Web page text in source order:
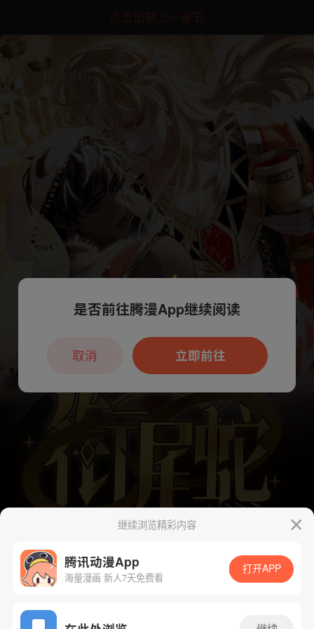
点击加载上一章节
App免费看
继续浏览精彩内容
腾讯动漫App
海量漫画 新人7天免费看
打开APP
本章节仅支持App阅读，可打开App新用
户7天免费看
是否前往腾漫App继续阅读
立即前往
取消